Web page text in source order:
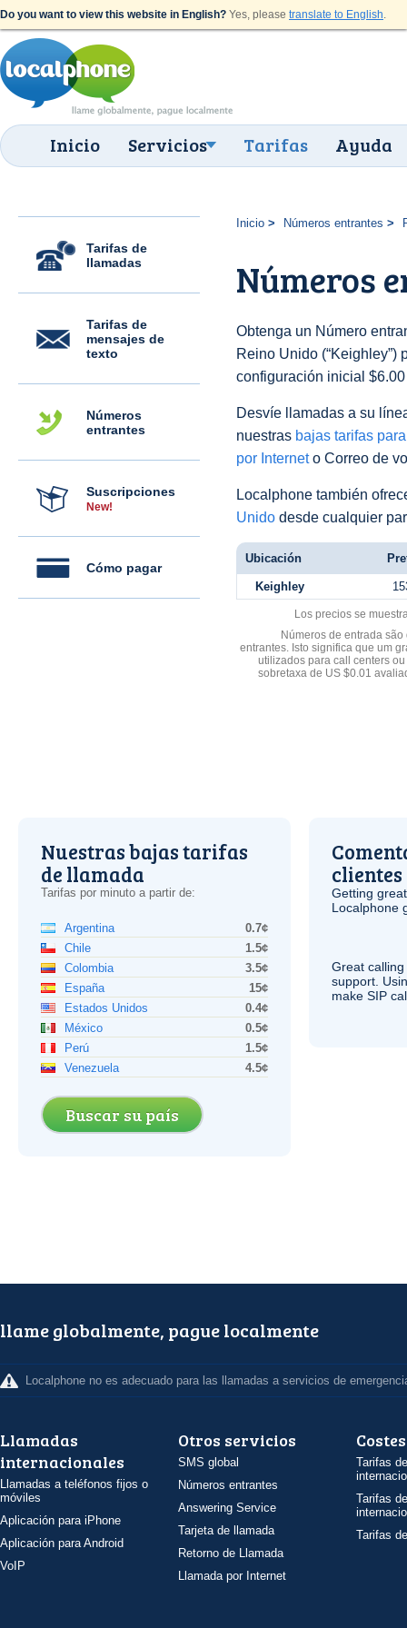
Do you want to view this website in English? Yes, please translate to English.
Inicio Servicios Tarifas Ayuda
Tarifas de
llamadas
Tarifas de
mensajes de
texto
Números
entrantes
Suscripciones
New!
Cómo pagar
Inicio Números entrantes
Números
Obtenga un Número
Reino Unido (“Keighley”)
configuración inicial
Desvíe llamadas a su
nuestras bajas tarifas
por Interneto Correo de
Localphone también
Unido desde cualquier
Ubicación
Keighley
Los precios se
Números de entrada
entrantes. Isto significa que um
utilizados para call centers
sobretaxa de US $0.01
Nuestras bajas tarifas
de llamada
Tarifas por minuto a partir de:
Argentina
0.7¢
Chile
1.5¢
Colombia
3.5¢
España
15¢
Estados Unidos
0.4¢
México
0.5¢
Perú
1.5¢
Venezuela
4.5¢
Buscar su país
clientes
Getting
Localphone
Great
support.
make SIP
llame globalmente, pague localmente
Localphone no es adecuado para las llamadas a servicios de
Llamadas
internacionales
Llamadas a teléfonos fijos o
móviles
Aplicación para iPhone
Aplicación para Android
VoIP
Otros servicios
SMS global
Números entrantes
Answering Service
Tarjeta de llamada
Retorno de Llamada
Llamada por Internet
Costes
Tarifas
Tarifas
Tarifas